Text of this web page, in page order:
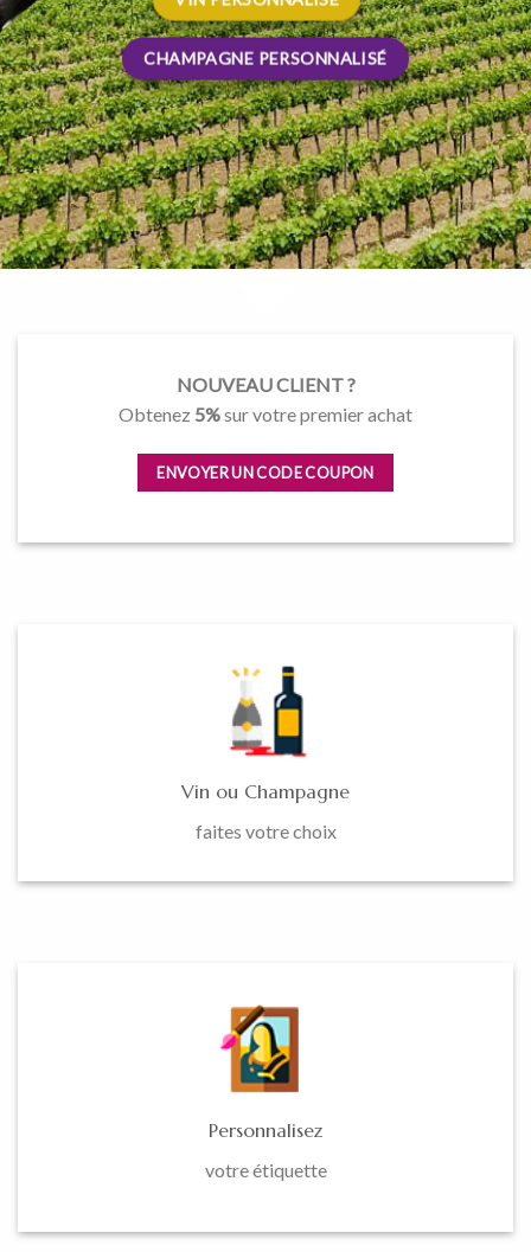
CHAMPAGNE PERSONNALISÉ
CHAMPAGNE PERSONNALISÉ
NOUVEAU CLIENT ?
Obtenez 5%sur votre premier achat
ENVOYER UN CODE COUPON
Vin ou Champagne
faites votre choix
Personnalisez
votre étiquette